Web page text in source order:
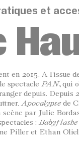
et
en 2015. A l’issue
spectacle PAN,qui
depuis. Depuis
Apocalypsede
par Julie
: Babyflashe
Piller et Ethan